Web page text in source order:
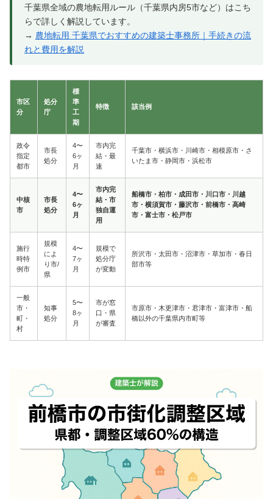
千葉県全域の農地転用ルール（千葉県内房5市など）はこち
らで詳しく解説しています。
→ 農地転用 千葉県でおすすめの建築士事務所｜手続きの流
れと費用を解説
市区
分
処分
庁
標
準
工
期
特徴 該当例
政令
指定
都市
市長
処分
4〜
6ヶ
月
市内完
結・最
速
千葉市・横浜市・川崎市・相模原市・さ
いたま市・静岡市・浜松市
中核
市
市長
処分
4〜
6ヶ
月
市内完
結・市
独自運
用
船橋市・柏市・成田市・川口市・川越
市・横須賀市・藤沢市・前橋市・高崎
市・富士市・松戸市
施行
時特
例市
規模
によ
り市/
県
4〜
7ヶ
月
規模で
処分庁
が変動
所沢市・太田市・沼津市・草加市・春日
部市等
一般
市・
町・
村
知事
処分
5〜
8ヶ
月
市が窓
口・県
が審査
市原市・木更津市・君津市・富津市・船
橋以外の千葉県内市町等